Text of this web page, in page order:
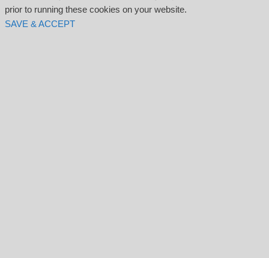
prior to running these cookies on your website.
SAVE & ACCEPT